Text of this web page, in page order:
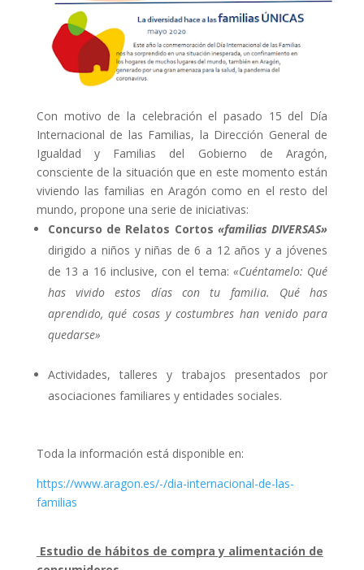
Con motivo de la celebración el pasado 15 del Día
Internacional de las Familias, la Dirección General de
Igualdad y Familias del Gobierno de Aragón,
consciente de la situación que en este momento están
viviendo las familias en Aragón como en el resto del
mundo, propone una serie de iniciativas:
Concurso de Relatos Cortos «familias DIVERSAS»
dirigido a niños y niñas de 6 a 12 años y a jóvenes
de 13 a 16 inclusive, con el tema: «Cuéntamelo: Qué
has vivido estos días con tu familia. Qué has
aprendido, qué cosas y costumbres han venido para
quedarse»
Actividades, talleres y trabajos presentados por
asociaciones familiares y entidades sociales.
Toda la información está disponible en:
https://www.aragon.es/-/dia-internacional-de-las-
familias
Estudio de hábitos de compra y alimentación de